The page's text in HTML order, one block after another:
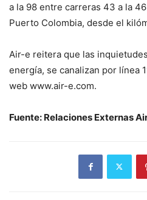
a la 98 entre carreras 43 a la
Puerto Colombia, desde el
Air-e reitera que las
energía, se canalizan por línea
web www.air-e.com.
Fuente: Relaciones Externas